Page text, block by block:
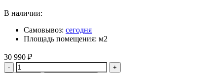
В наличии:
Самовывоз: сегодня
Площадь помещения: м2
30 990 ₽
Количество